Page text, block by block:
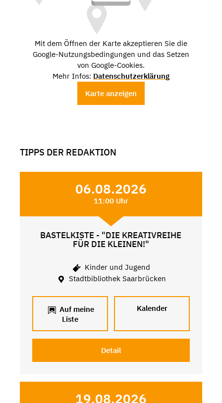
Mit dem Öffnen der Karte akzeptieren Sie die
Google-Nutzungsbedingungen und das Setzen
von Google-Cookies.
Mehr Infos: Datenschutzerklärung
Karte anzeigen
TIPPS DER REDAKTION
06.08.2026
11:00 Uhr
BASTELKISTE - "DIE KREATIVREIHE
FÜR DIE KLEINEN!"
Kinder und Jugend
Stadtbibliothek Saarbrücken
Auf meine
Liste
Kalender
Detail
19.08.2026